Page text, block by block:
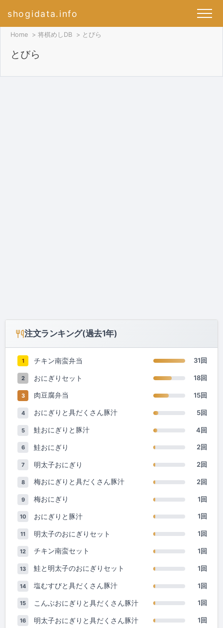
shogidata.info
Home 将棋めしDB とびら
とびら
注文ランキング(過去1年)
1 チキン南蛮弁当 31回
2 おにぎりセット 18回
3 肉豆腐弁当 15回
4 おにぎりと具だくさん豚汁 5回
5 鮭おにぎりと豚汁 4回
6 鮭おにぎり 2回
7 明太子おにぎり 2回
8 梅おにぎりと具だくさん豚汁 2回
9 梅おにぎり 1回
10 おにぎりと豚汁 1回
11 明太子のおにぎりセット 1回
12 チキン南蛮セット 1回
13 鮭と明太子のおにぎりセット 1回
14 塩むすびと具だくさん豚汁 1回
15 こんぶおにぎりと具だくさん豚汁 1回
16 明太子おにぎりと具だくさん豚汁 1回